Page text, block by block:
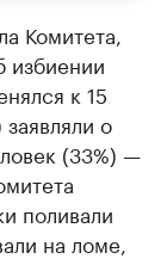
Комитета,
избиении
к 15
о
(33%) —
поливали
на ломе,